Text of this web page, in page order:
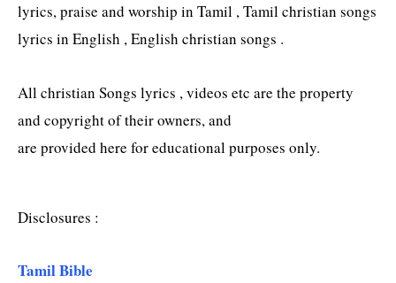
lyrics, praise and worship in Tamil , Tamil christian songs
lyrics in English , English christian songs .
All christian Songs lyrics , videos etc are the property
and copyright of their owners, and
are provided here for educational purposes only.
Disclosures :
Tamil Bible